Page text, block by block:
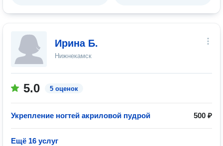
Ирина Б.
Нижнекамск
5.0 5 оценок
Укрепление ногтей акриловой пудрой 500 ₽
Ещё 16 услуг